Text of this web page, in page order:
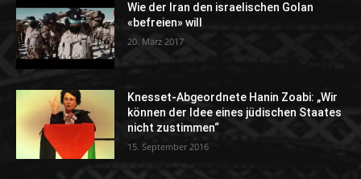
Wie der Iran den israelischen Golan
«befreien» will
20. März 2017
Knesset-Abgeordnete Hanin Zoabi: „Wir
können der Idee eines jüdischen Staates
nicht zustimmen“
15. September 2016